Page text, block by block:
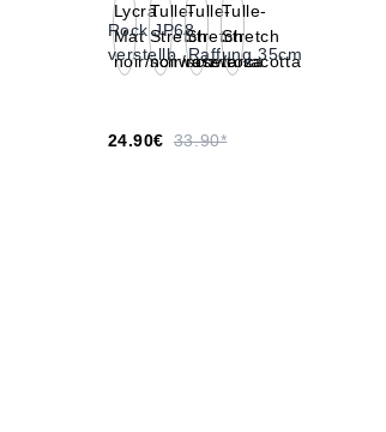
Rock JP68
verstellb. Raffung 35cm
24.90€ 33.90*